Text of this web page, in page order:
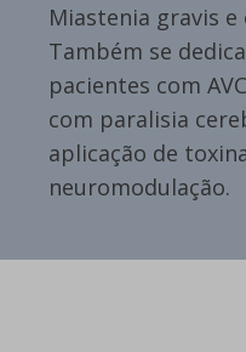
Miastenia gravis
Também se
pacientes com
com paralisia
aplicação de
neuromodulação.